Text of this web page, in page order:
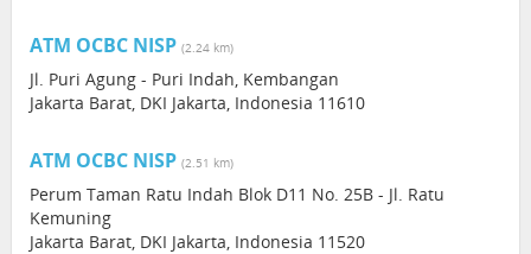
ATM OCBC NISP (2.24 km)
Jl. Puri Agung - Puri Indah, Kembangan
Jakarta Barat, DKI Jakarta, Indonesia 11610
ATM OCBC NISP (2.51 km)
Perum Taman Ratu Indah Blok D11 No. 25B - Jl. Ratu
Kemuning
Jakarta Barat, DKI Jakarta, Indonesia 11520